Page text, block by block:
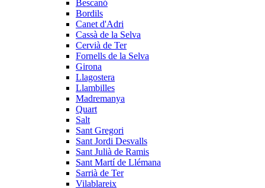
Bescanó
Bordils
Canet d'Adri
Cassà de la Selva
Cervià de Ter
Fornells de la Selva
Girona
Llagostera
Llambilles
Madremanya
Quart
Salt
Sant Gregori
Sant Jordi Desvalls
Sant Julià de Ramis
Sant Martí de Llémana
Sarrià de Ter
Vilablareix